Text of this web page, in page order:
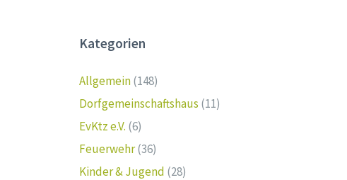
Kategorien
Allgemein(148)
Dorfgemeinschaftshaus (11)
EvKtz e.V. (6)
Feuerwehr(36)
Kinder & Jugend (28)